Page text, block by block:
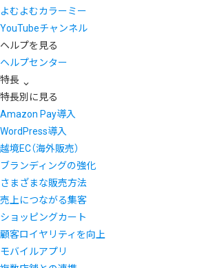
よむよむカラーミー
YouTubeチャンネル
ヘルプを見る
ヘルプセンター
特長
特長別に見る
Amazon Pay導入
WordPress導入
越境EC（海外販売）
ブランディングの強化
さまざまな販売方法
売上につながる集客
ショッピングカート
顧客ロイヤリティを向上
モバイルアプリ